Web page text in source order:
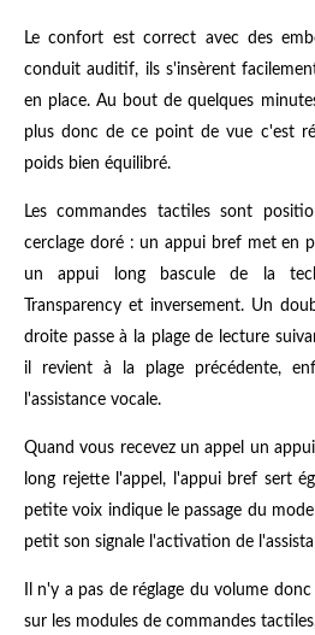
Le confort est correct avec des
conduit auditif, ils s'insèrent
en place. Au bout de quelques
plus donc de ce point de vue c'est
poids bien équilibré.
Les commandes tactiles sont
cerclage doré : un appui bref met en
un appui long bascule de la
Transparency et inversement. Un
droite passe à la plage de lecture
il revient à la plage précédente,
l'assistance vocale.
Quand vous recevez un appel un
long rejette l'appel, l'appui bref sert
petite voix indique le passage du
petit son signale l'activation de
Il n'y a pas de réglage du volume
sur les modules de commandes